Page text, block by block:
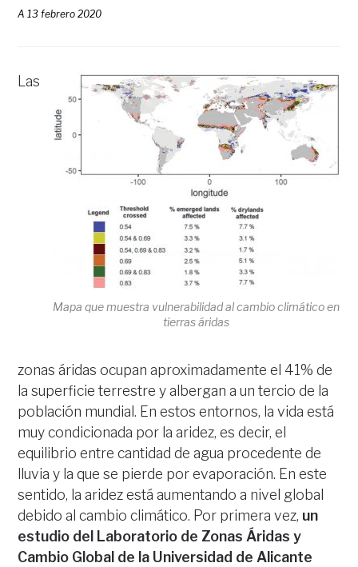
A13 febrero 2020
Mapa que muestra vulnerabilidad al cambio climático en
tierras áridas
Las
zonas áridas ocupan aproximadamente el 41% de
la superficie terrestre y albergan a un tercio de la
población mundial. En estos entornos, la vida está
muy condicionada por la aridez, es decir, el
equilibrio entre cantidad de agua procedente de
lluvia y la que se pierde por evaporación. En este
sentido, la aridez está aumentando a nivel global
debido al cambio climático. Por primera vez, un
estudio del Laboratorio de Zonas Áridas y
Cambio Global de la Universidad de Alicante